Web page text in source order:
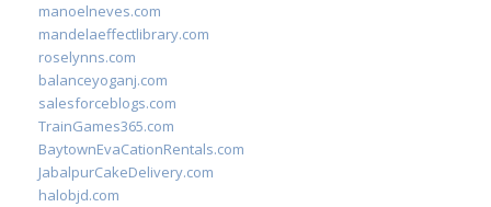
manoelneves.com
mandelaeffectlibrary.com
roselynns.com
balanceyoganj.com
salesforceblogs.com
TrainGames365.com
BaytownEvaCationRentals.com
JabalpurCakeDelivery.com
halobjd.com